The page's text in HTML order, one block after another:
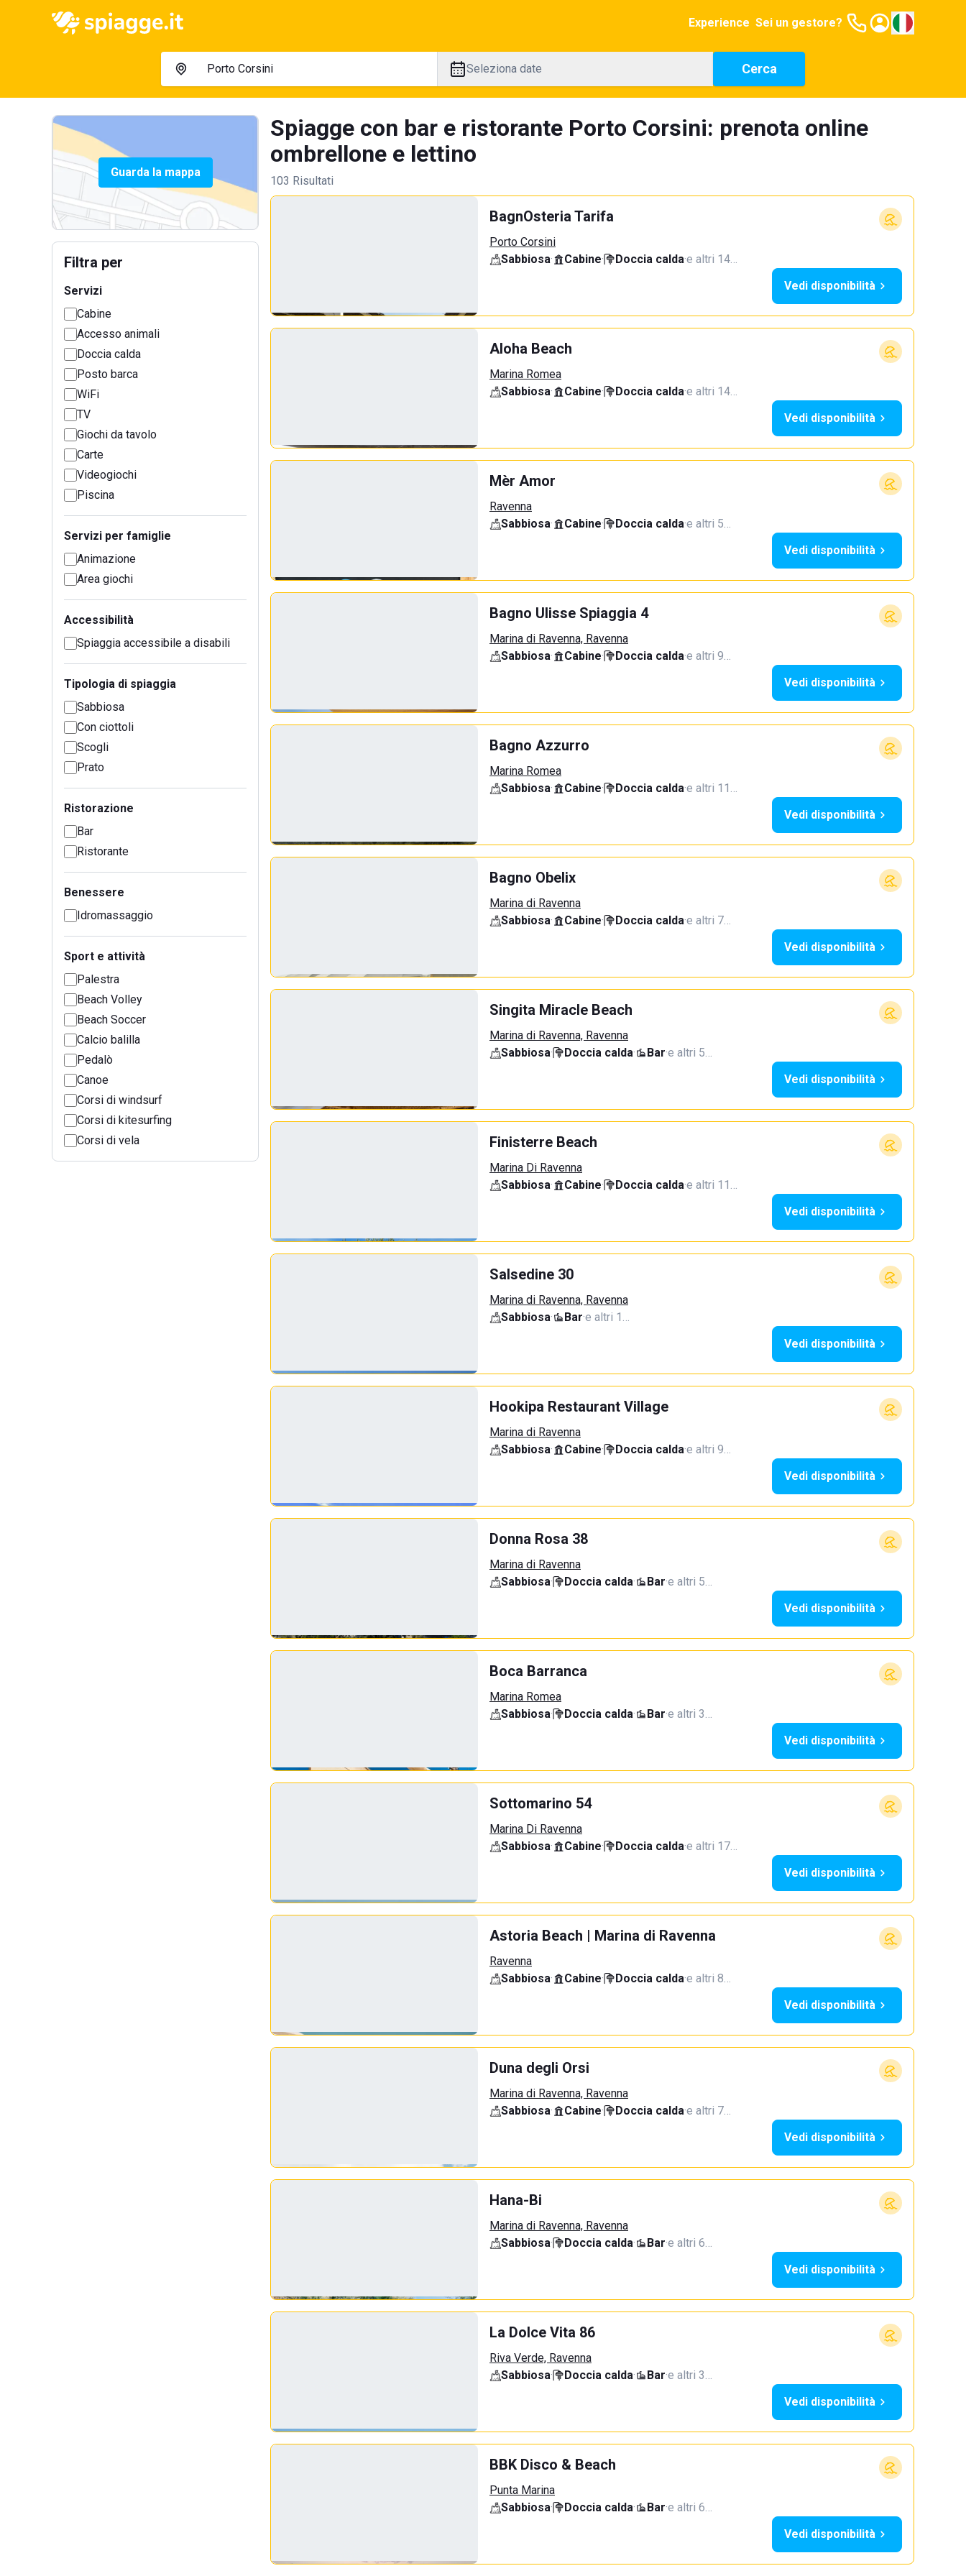
Experience Sei un gestore?
Seleziona date Cerca
Guarda la mappa
Filtra per
Servizi
Cabine
Accesso animali
Doccia calda
Posto barca
WiFi
TV
Giochi da tavolo
Carte
Videogiochi
Piscina
Servizi per famiglie
Animazione
Area giochi
Accessibilità
Spiaggia accessibile a disabili
Tipologia di spiaggia
Sabbiosa
Con ciottoli
Scogli
Prato
Ristorazione
Bar
Ristorante
Benessere
Idromassaggio
Sport e attività
Palestra
Beach Volley
Beach Soccer
Calcio balilla
Pedalò
Canoe
Corsi di windsurf
Corsi di kitesurfing
Corsi di vela
Spiagge con bar e ristorante Porto Corsini: prenota online
ombrellone e lettino
103 Risultati
BagnOsteria Tarifa
Porto Corsini
Sabbiosa· Cabine· Doccia calda·e altri 14…
Vedi disponibilità
Aloha Beach
Marina Romea
Sabbiosa· Cabine· Doccia calda·e altri 14…
Vedi disponibilità
Mèr Amor
Ravenna
Sabbiosa· Cabine· Doccia calda·e altri 5…
Vedi disponibilità
Bagno Ulisse Spiaggia 4
Marina di Ravenna, Ravenna
Sabbiosa· Cabine· Doccia calda·e altri 9…
Vedi disponibilità
Bagno Azzurro
Marina Romea
Sabbiosa· Cabine· Doccia calda·e altri 11…
Vedi disponibilità
Bagno Obelix
Marina di Ravenna
Sabbiosa· Cabine· Doccia calda·e altri 7…
Vedi disponibilità
Singita Miracle Beach
Marina di Ravenna, Ravenna
Sabbiosa· Doccia calda· Bar·e altri 5…
Vedi disponibilità
Finisterre Beach
Marina Di Ravenna
Sabbiosa· Cabine· Doccia calda·e altri 11…
Vedi disponibilità
Salsedine 30
Marina di Ravenna, Ravenna
Sabbiosa· Bar·e altri 1…
Vedi disponibilità
Hookipa Restaurant Village
Marina di Ravenna
Sabbiosa· Cabine· Doccia calda·e altri 9…
Vedi disponibilità
Donna Rosa 38
Marina di Ravenna
Sabbiosa· Doccia calda· Bar·e altri 5…
Vedi disponibilità
Boca Barranca
Marina Romea
Sabbiosa· Doccia calda· Bar·e altri 3…
Vedi disponibilità
Sottomarino 54
Marina Di Ravenna
Sabbiosa· Cabine· Doccia calda·e altri 17…
Vedi disponibilità
Astoria Beach | Marina di Ravenna
Ravenna
Sabbiosa· Cabine· Doccia calda·e altri 8…
Vedi disponibilità
Duna degli Orsi
Marina di Ravenna, Ravenna
Sabbiosa· Cabine· Doccia calda·e altri 7…
Vedi disponibilità
Hana-Bi
Marina di Ravenna, Ravenna
Sabbiosa· Doccia calda· Bar·e altri 6…
Vedi disponibilità
La Dolce Vita 86
Riva Verde, Ravenna
Sabbiosa· Doccia calda· Bar·e altri 3…
Vedi disponibilità
BBK Disco & Beach
Punta Marina
Sabbiosa· Doccia calda· Bar·e altri 6…
Vedi disponibilità